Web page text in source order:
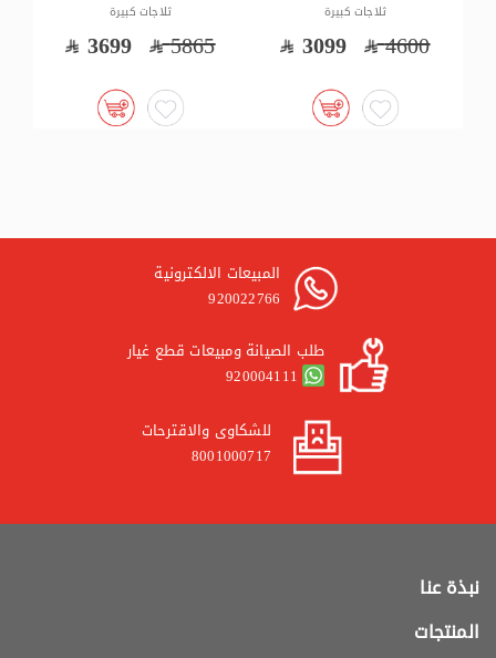
ثلاجات كبيرة
5865
3699
ثلاجات كبيرة
3680
1299
المبيعات الالكترونية
920022766
طلب الصيانة ومبيعات قطع غيار
920004111
للشكاوى والاقترحات
8001000717
نبذة عنا
المنتجات